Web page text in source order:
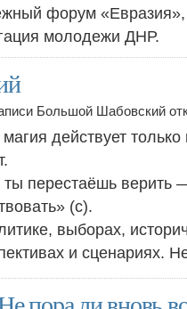
форум «Евразия»,
молодежи ДНР.
Большой Шабовский
действует только
ты перестаёшь верить
(с).
выборах,
и сценариях.